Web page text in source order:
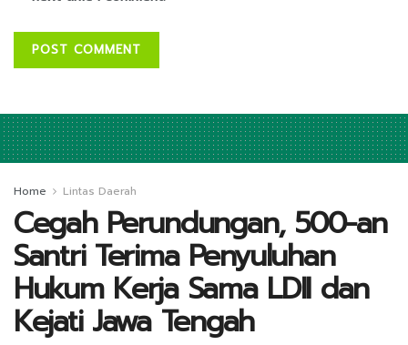
Home Lintas Daerah
Cegah Perundungan, 500-an
Santri Terima Penyuluhan
Hukum Kerja Sama LDII dan
Kejati Jawa Tengah